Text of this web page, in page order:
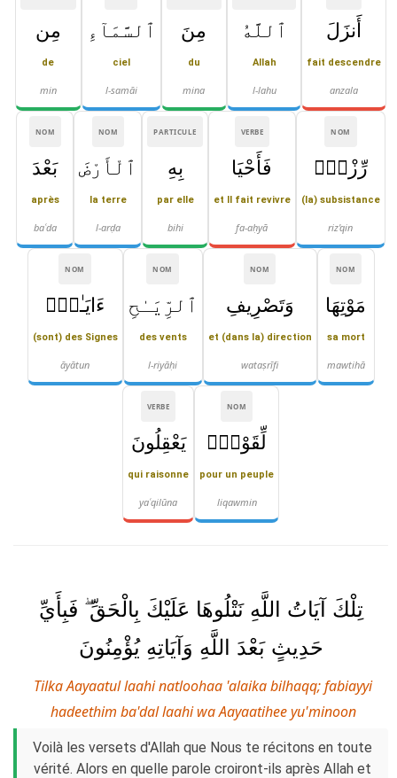
أَنزَلَ
fait descendre
anzala
ٱللَّهُ
Allah
l-lahu
مِنَ
du
mina
ٱلسَّمَآءِ
ciel
l-samāi
مِن
de
min
NOM
رِّزْقٍۢ
(la) subsistance
riz'qin
VERBE
فَأَحْيَا
et Il fait revivre
fa-aḥyā
PARTICULE
بِهِ
par elle
bihi
NOM
ٱلْأَرْضَ
la terre
l-arḍa
NOM
بَعْدَ
après
baʿda
NOM
مَوْتِهَا
sa mort
mawtihā
NOM
وَتَصْرِيفِ
et (dans la) direction
wataṣrīfi
NOM
ٱلرِّيَـٰحِ
des vents
l-riyāḥi
NOM
ءَايَـٰتٌۭ
(sont) des Signes
āyātun
NOM
لِّقَوْمٍۢ
pour un peuple
liqawmin
VERBE
يَعْقِلُونَ
qui raisonne
yaʿqilūna
تِلْكَ آيَاتُ اللَّهِ نَتْلُوهَا عَلَيْكَ بِالْحَقِّ ۖ فَبِأَيِّ
حَدِيثٍ بَعْدَ اللَّهِ وَآيَاتِهِ يُؤْمِنُونَ
Tilka Aayaatul laahi natloohaa 'alaika bilhaqq; fabiayyi
hadeethim ba'dal laahi wa Aayaatihee yu'minoon
Voilà les versets d'Allah que Nous te récitons en toute
vérité. Alors en quelle parole croiront-ils après Allah et